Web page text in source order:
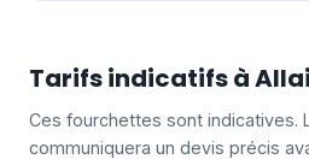
Tarifs indicatifs à
Ces fourchettes sont indicatives.
communiquera un devis précis